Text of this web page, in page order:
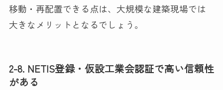
移動・再配置できる点は、大規模な建築現場では
大きなメリットとなるでしょう。
2-8. NETIS登録・仮設工業会認証で高い信頼性
がある